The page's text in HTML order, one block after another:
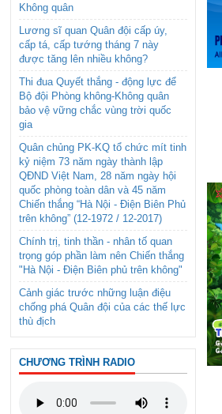
Không quân
Lương sĩ quan Quân đội cấp úy,
cấp tá, cấp tướng tháng 7 này
được tăng lên nhiều không?
Thi đua Quyết thắng - động lực để
Bộ đội Phòng không-Không quân
bảo vệ vững chắc vùng trời quốc
gia
Quân chủng PK-KQ tổ chức mít tinh
kỷ niệm 73 năm ngày thành lập
QĐND Việt Nam, 28 năm ngày hội
quốc phòng toàn dân và 45 năm
Chiến thắng “Hà Nội - Điện Biên Phủ
trên không” (12-1972 / 12-2017)
Chính trị, tinh thần - nhân tố quan
trọng góp phần làm nên Chiến thắng
"Hà Nội - Điện Biên phủ trên không"
Cảnh giác trước những luận điệu
chống phá Quân đội của các thế lực
thù địch
CHƯƠNG TRÌNH RADIO